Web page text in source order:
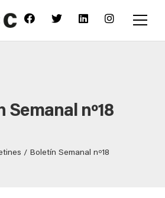
Semanal nº18
Boletín Semanal nº18